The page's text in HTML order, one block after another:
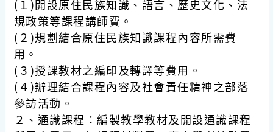
(１)開設原住民族知識、語言、歷史文化、法
規政策等課程講師費。
(２)規劃結合原住民族知識課程內容所需費
用。
(３)授課教材之編印及轉譯等費用。
(４)辦理結合課程內容及社會責任精神之部落
參訪活動。
２、通識課程：編製教學教材及開設通識課程